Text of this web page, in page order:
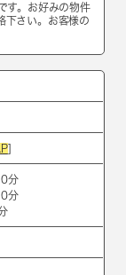
す。お好みの物件
下さい。お客様の
]
分
分